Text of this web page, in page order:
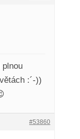
plnou
:´-))
#53860